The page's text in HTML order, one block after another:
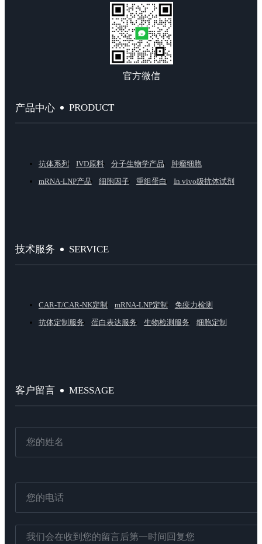
官方微信
产品中心 PRODUCT
抗体系列 IVD原料 分子生物学产品
肿瘤细胞
mRNA-LNP产品
细胞因子 重组蛋白 In vivo级抗体试剂
技术服务 SERVICE
CAR-T/CAR-NK定制 mRNA-LNP定制
免疫力检测
抗体定制服务
蛋白表达服务 生物检测服务 细胞定制
客户留言 MESSAGE